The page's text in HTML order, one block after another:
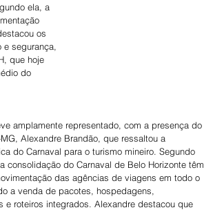
ela, a
os
e segurança,
que hoje
do
amplamente representado, com a presença do
Alexandre Brandão, que ressaltou a
do Carnaval para o turismo mineiro. Segundo
consolidação do Carnaval de Belo Horizonte têm
das agências de viagens em todo o
a venda de pacotes, hospedagens,
e roteiros integrados. Alexandre destacou que